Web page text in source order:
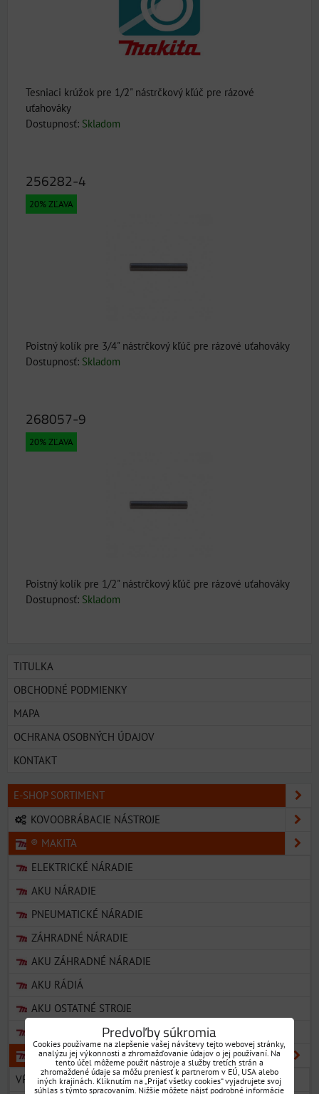
Tesniaci krúžok pre 1/2" nástrčkový kľúč pre rázové
uťahováky
Dostupnosť: Skladom
256282-4
20% ZĽAVA
Poistný kolík pre 3/4" nástrčkový kľúč pre rázové uťahováky
Dostupnosť: Skladom
268057-9
20% ZĽAVA
Poistný kolík pre 1/2" nástrčkový kľúč pre rázové uťahováky
Dostupnosť: Skladom
TITULKA
OBCHODNÉ PODMIENKY
MAPA
OCHRANA OSOBNÝCH ÚDAJOV
KONTAKT
E-SHOP SORTIMENT
KOVOOBRÁBACIE NÁSTROJE
® MAKITA
ELEKTRICKÉ NÁRADIE
AKU NÁRADIE
PNEUMATICKÉ NÁRADIE
ZÁHRADNÉ NÁRADIE
AKU ZÁHRADNÉ NÁRADIE
AKU RÁDIÁ
AKU OSTATNÉ STROJE
PRÍSLUŠENSTVO
VŔTANIE (PRÍKLEPOVÉ VRTÁKY)
Predvoľby súkromia
Cookies používame na zlepšenie vašej návštevy tejto webovej stránky,
analýzu jej výkonnosti a zhromažďovanie údajov o jej používaní. Na
tento účel môžeme použiť nástroje a služby tretích strán a
zhromaždené údaje sa môžu preniesť k partnerom v EÚ, USA alebo
iných krajinách. Kliknutím na „Prijať všetky cookies“ vyjadrujete svoj
súhlas s týmto spracovaním. Nižšie môžete nájsť podrobné informácie